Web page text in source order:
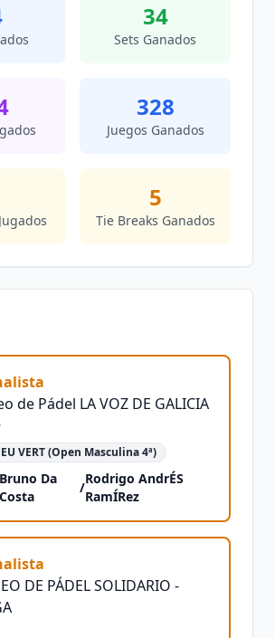
34
Sets Ganados
328
Juegos Ganados
5
Tie Breaks Ganados
de Pádel LA VOZ DE GALICIA
VERT (Open Masculina 4ª)
Bruno Da
Costa
/
Rodrigo AndrÉS
RamÍRez
DE PÁDEL SOLIDARIO -